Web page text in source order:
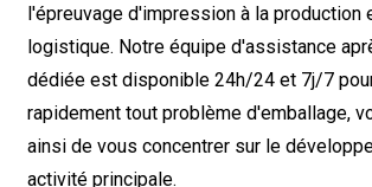
l'épreuvage d'impression à la production
logistique. Notre équipe d'assistance
dédiée est disponible 24h/24 et 7j/7
rapidement tout problème d'emballage,
ainsi de vous concentrer sur le
activité principale.